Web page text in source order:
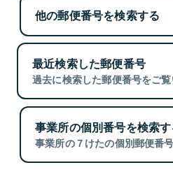
他の郵便番号を検索する
最近検索した郵便番号
過去に検索した郵便番号をご覧
事業所の個別番号を検索す
事業所の７けたの個別郵便番